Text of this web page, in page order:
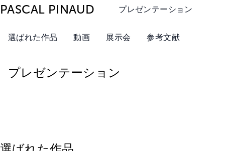
PASCAL PINAUD プレゼンテーション
選ばれた作品 動画 展示会 参考文献
プレゼンテーション